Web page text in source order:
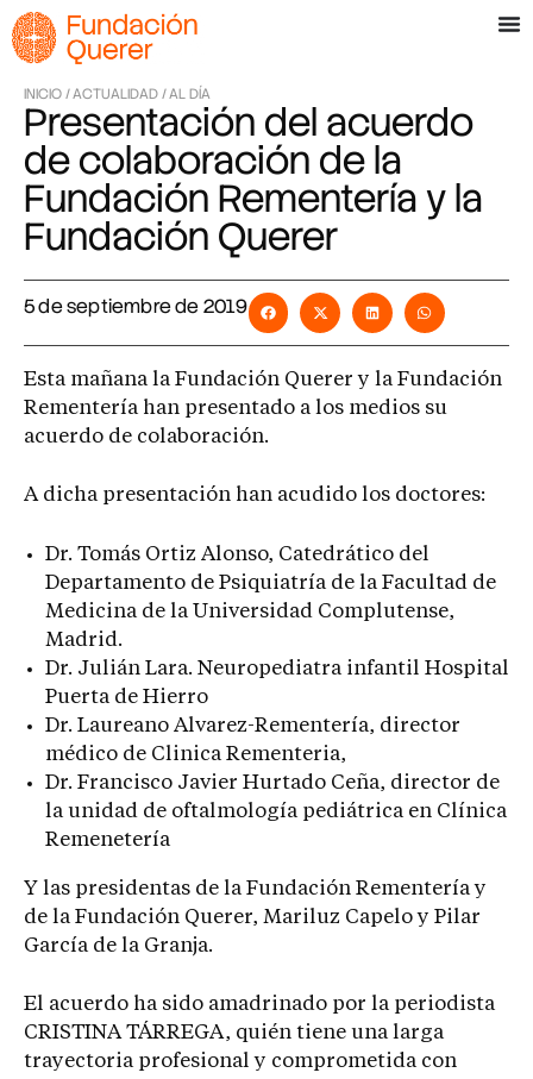
INICIO /ACTUALIDAD /AL DÍA
Presentación del acuerdo
de colaboración de la
Fundación Rementería y la
Fundación Querer
5 de septiembre de 2019
Esta mañana la Fundación Querer y la Fundación
Rementería han presentado a los medios su
acuerdo de colaboración.
A dicha presentación han acudido los doctores:
Dr. Tomás Ortiz Alonso, Catedrático del
Departamento de Psiquiatría de la Facultad de
Medicina de la Universidad Complutense,
Madrid.
Dr. Julián Lara. Neuropediatra infantil Hospital
Puerta de Hierro
Dr. Laureano Alvarez-Rementería, director
médico de Clinica Rementeria,
Dr. Francisco Javier Hurtado Ceña, director de
la unidad de oftalmología pediátrica en Clínica
Remenetería
Y las presidentas de la Fundación Rementería y
de la Fundación Querer, Mariluz Capelo y Pilar
García de la Granja.
El acuerdo ha sido amadrinado por la periodista
CRISTINA TÁRREGA, quién tiene una larga
trayectoria profesional y comprometida con